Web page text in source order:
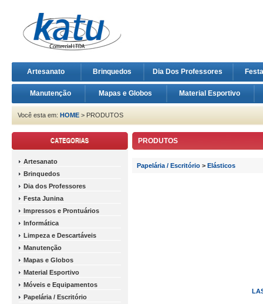
Artesanato Brinquedos Dia Dos Professores
Manutenção Mapas e Globos Material Esportivo
Você esta em: HOME > PRODUTOS
Artesanato
Brinquedos
Dia dos Professores
Festa Junina
Impressos e Prontuários
Informática
Limpeza e Descartáveis
Manutenção
Mapas e Globos
Material Esportivo
Móveis e Equipamentos
Papelária / Escritório
PRODUTOS
Papelária / Escritório > Elásticos